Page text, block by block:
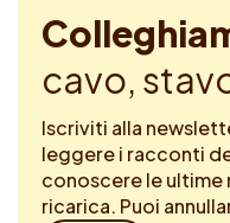
cavo,
Iscriviti alla
leggere i racconti
conoscere le ultime
ricarica. Puoi